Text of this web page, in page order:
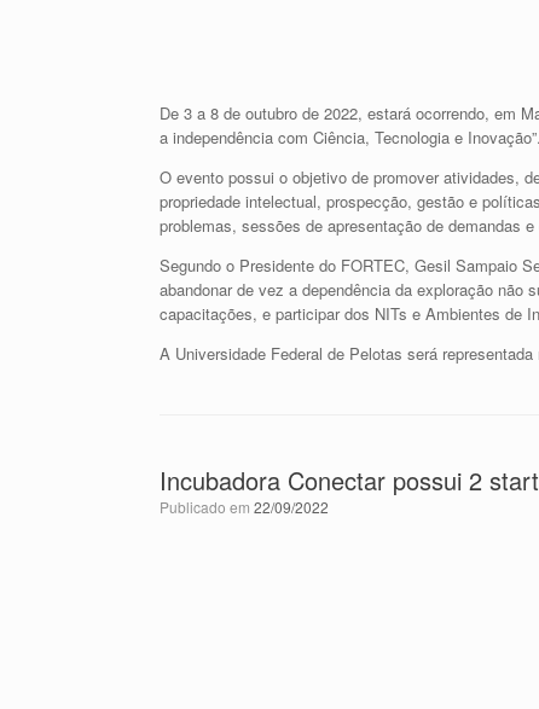
De 3 a 8 de outubro de 2022, estará ocorrendo, em
a independência com Ciência, Tecnologia e Inovação”.
O evento possui o objetivo de promover atividades,
propriedade intelectual, prospecção, gestão e
problemas, sessões de apresentação de demandas
Segundo o Presidente do FORTEC, Gesil Sampaio
abandonar de vez a dependência da exploração não
capacitações, e participar dos NITs e Ambientes de
A Universidade Federal de Pelotas será
Incubadora Conectar possui 2
Publicado em 22/09/2022